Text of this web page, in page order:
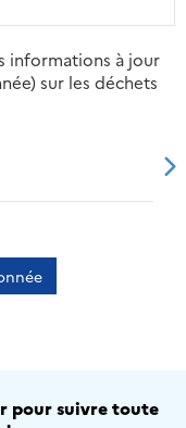
informations à jour
sur les déchets
pour suivre toute